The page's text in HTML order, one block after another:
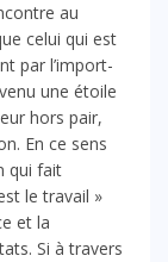
au
celui qui est
par l’import-
une étoile
hors pair,
En ce sens
qui fait
le travail »
et la
Si à travers